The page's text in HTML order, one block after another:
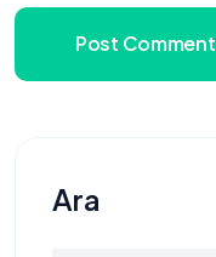
Post Comment
Ara